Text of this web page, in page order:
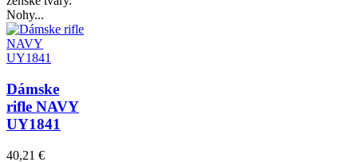
Nohy...
Dámske
rifle NAVY
UY1841
40,21 €